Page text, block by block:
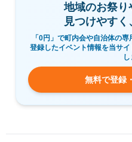
地域のお祭り
見つけやすく
「0円」で町内会や自治体の
登録したイベント情報を当サ
無料で登録